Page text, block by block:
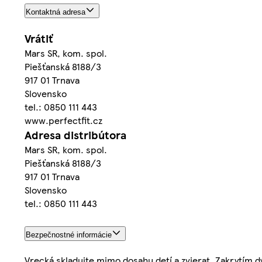
Kontaktná adresa
Vrátiť
Mars SR, kom. spol.
Piešťanská 8188/3
917 01 Trnava
Slovensko
tel.: 0850 111 443
www.perfectfit.cz
Adresa distribútora
Mars SR, kom. spol.
Piešťanská 8188/3
917 01 Trnava
Slovensko
tel.: 0850 111 443
Bezpečnostné informácie